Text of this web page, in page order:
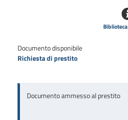
Biblioteca
Documento disponibile
Richiesta di prestito
Documento ammesso al prestito